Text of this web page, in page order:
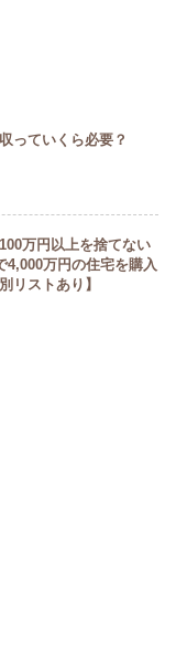
っていくら必要？
万円以上を捨てない
4,000万円の住宅を購入
リストあり】